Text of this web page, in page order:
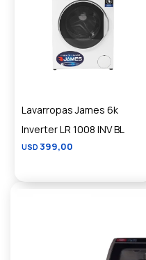
Lavarropas James 6k
Inverter LR 1008 INV BL
USD 399,00